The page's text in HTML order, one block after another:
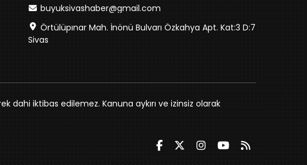
buyuksivashaber@gmail.com
Örtülüpınar Mah. İnönü Bulvarı Özkahya Apt. Kat:3 D:7
Sivas
dahi iktibas edilemez. Kanuna aykırı ve izinsiz olarak